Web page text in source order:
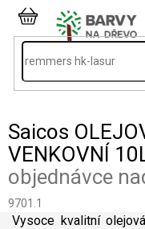
Přejít
obsahNÁKUPNÍ
KOŠÍK
Saicos
VENKOVNÍ
objednávce
9701.1
Vysoce kvalitní